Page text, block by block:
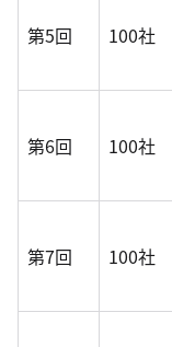
第5回 100社
第6回 100社
第7回 100社